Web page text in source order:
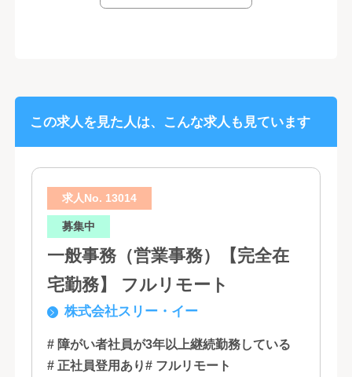
この求人を見た人は、こんな求人も見ています
求人No. 13014
募集中
一般事務（営業事務）【完全在
宅勤務】 フルリモート
株式会社スリー・イー
# 障がい者社員が3年以上継続勤務している
# 正社員登用あり# フルリモート